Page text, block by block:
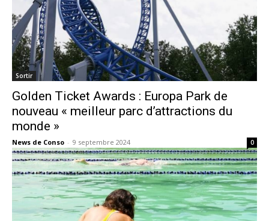
Sortir
Golden Ticket Awards : Europa Park de
nouveau « meilleur parc d’attractions du
monde »
News de Conso - 9 septembre 2024 0